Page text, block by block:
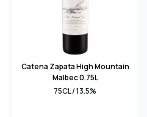
Catena Zapata High Mountain
Malbec 0.75L
75CL / 13.5%